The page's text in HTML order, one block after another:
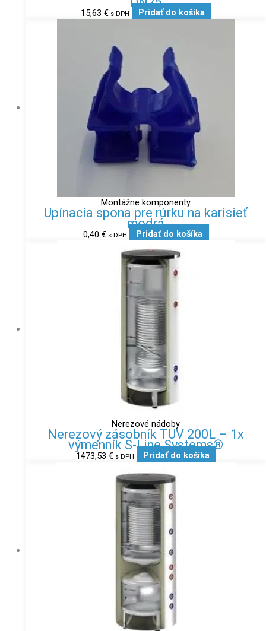
15,63 € s DPH Pridať do košíka
Montážne komponenty
Upínacia spona pre rúrku na karisieť
modrá
0,40 € s DPH Pridať do košíka
Nerezové nádoby
Nerezový zásobník TUV 200L – 1x
výmenník S-Line Systems®
1473,53 € s DPH Pridať do košíka